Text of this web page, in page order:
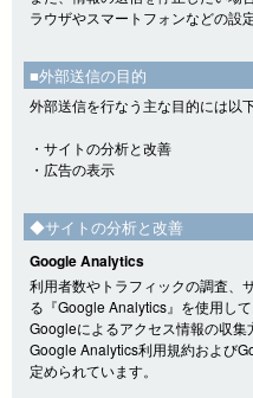
ラウザやスマートフォンなどの設
■外部送信の目的
外部送信を行なう主な目的には以
・サイトの分析と改善
・広告の表示
◆サイトの分析と改善
Google Analytics
利用者数やトラフィックの調査、
る『Google Analytics』を使用して
Googleによるアクセス情報の収集
Google Analytics利用規約および
定められています。